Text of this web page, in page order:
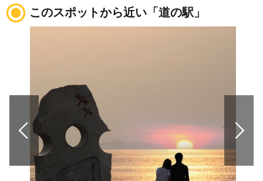
このスポットから近い「道の駅」